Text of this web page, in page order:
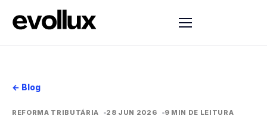
← Blog
REFORMA TRIBUTÁRIA 28 JUN 2026 9 MIN DE LEITURA